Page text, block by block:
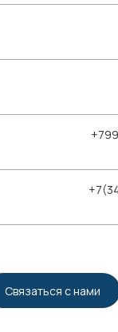
Связаться с нами